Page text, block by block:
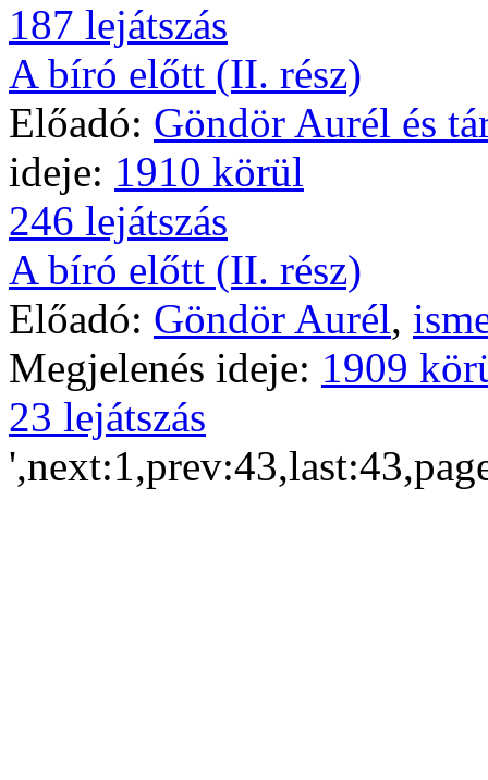
187 lejátszás
A bíró előtt (II. rész)
Előadó: Göndör Aurél és
ideje: 1910 körül
246 lejátszás
A bíró előtt (II. rész)
Előadó: Göndör Aurél,
Megjelenés ideje: 1909
23 lejátszás